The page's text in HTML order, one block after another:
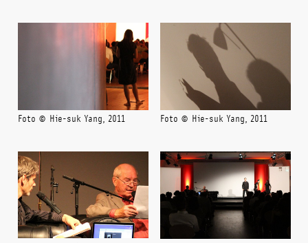
Foto © Hie-suk Yang, 2011 Foto © Hie-suk Yang, 2011